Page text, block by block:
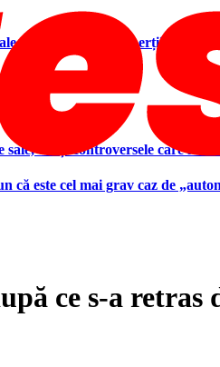
Ce recomandă experții
cât și controversele care i-au
este cel mai grav caz de
ce s-a